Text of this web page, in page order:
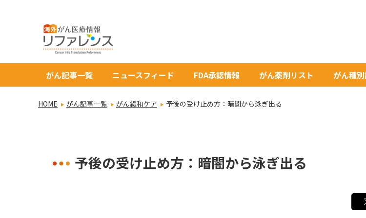
がん記事一覧 ニュースフィード FDA承認情報 がん薬剤リスト がん種
HOME がん記事一覧 がん緩和ケア 予後の受け止め方：暗闇から泳ぎ出る
予後の受け止め方：暗闇から泳ぎ出る